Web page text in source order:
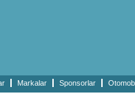
Markalar Sponsorlar